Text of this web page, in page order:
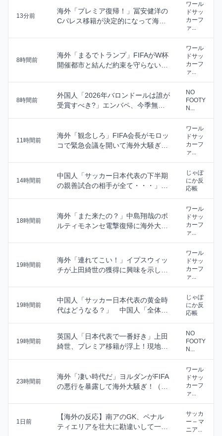
13分前
海外「プレミア復帰！」冨安健洋の
Cパレス移籍が決定的になって海外
ワール
ドサッ
カーフ
ァ...
8時間前
海外「まるでトランプ」FIFAがW杯
開催都市と結んだ約束を守らないこ
ワール
ドサッ
カーフ
ァ...
8時間前
外国人「2026年バロンドールは誰が
受賞すべき?」エンバペ、今季無冠
NO
FOOTY
N...
11時間前
海外「観念しろ」FIFA会長がモロッ
コで緊急会議を開いて海外大騒ぎ！
ワール
ドサッ
カーフ
ァ...
14時間前
中国人「サッカー日本代表の下半期
の親善試合の相手が全て・・・」
じゃぽ
にか反
応帳
18時間前
海外「また来たの？」中島翔哉のポ
ルティモネンセ電撃復帰に海外大騒
ワール
ドサッ
カーフ
ァ...
19時間前
海外「連れてこい！」イプスウィッ
チが上田綺世の獲得に興味を示して
ワール
ドサッ
カーフ
ァ...
19時間前
中国人「サッカー日本代表の黄金時
代はどうなる？」 中国人「全体と
じゃぽ
にか反
応帳
19時間前
英国人「日本代表で一番好き」上田
綺世、プレミア移籍が浮上！現地サ
NO
FOOTY
N...
23時間前
海外「凄い時代だ」ヨルダンがFIFA
の悪行を暴露して海外大騒ぎ！（海
ワール
ドサッ
カーフ
ァ...
1日前
【海外の反応】南アのGK、ペナル
ティエリアを壮大に勘違いして一発
サッカ
ー – マ
ニア...